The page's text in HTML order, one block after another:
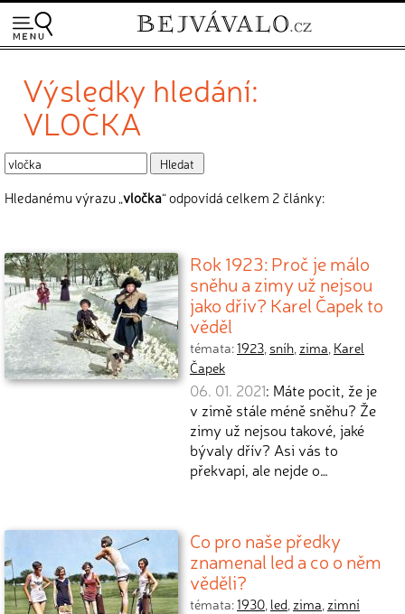
Výsledky hledání:
VLOČKA
Hledanému výrazu „vločka“ odpovídá celkem 2 články:
Rok 1923: Proč je málo
sněhu a zimy už nejsou
jako dřív? Karel Čapek to
věděl
témata:1923, sníh, zima, Karel
Čapek
06. 01. 2021: Máte pocit, že je
v zimě stále méně sněhu? Že
zimy už nejsou takové, jaké
bývaly dřív? Asi vás to
překvapí, ale nejde o…
Co pro naše předky
znamenal led a co o něm
věděli?
témata:1930, led, zima, zimní